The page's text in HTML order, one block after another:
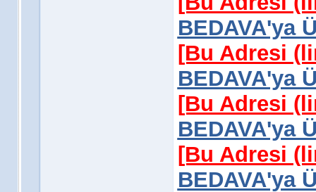
BEDAVA'ya
[Bu Adresi
BEDAVA'ya
[Bu Adresi
BEDAVA'ya
[Bu Adresi
BEDAVA'ya